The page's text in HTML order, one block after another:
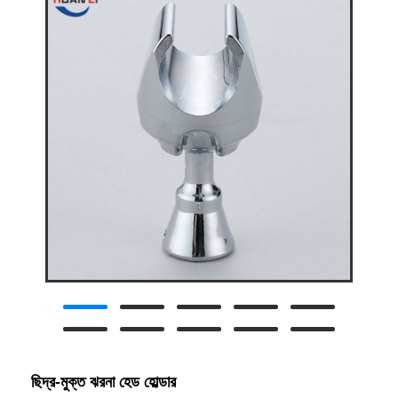
ছিদ্র-মুক্ত ঝরনা হেড হোল্ডার